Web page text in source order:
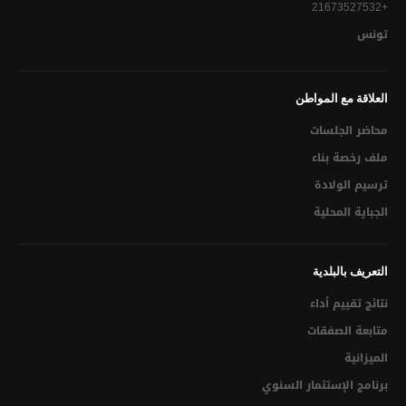
مضمـــــــــــــــون ( ولادة – زواج – وفاة)
تتــــــــزوج ثانيــــــــة أو الأرملــــــة)
الإشهاد بمطابقة النسخ للاصل
البناء والعمران
رخص البناء
رخصة أشغال
رخصة ربط بشبكة الماء و الكهرباء
رخصة ربط بشبكة التطهير
+21673527532
تونس
العلاقة مع المواطن
محاضر الجلسات
ملف رخصة بناء
ترسيم الولادة
الجباية المحلية
التعريف بالبلدية
نتائج تقييم أداء
متابعة الصفقات
الميزانية
برنامج الإستثمار السنوي